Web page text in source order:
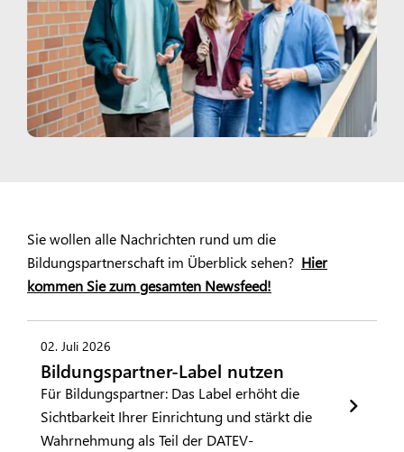
Sie wollen alle Nachrichten rund um die
Bildungspartnerschaft im Überblick sehen? Hier
kommen Sie zum gesamten Newsfeed!
02. Juli 2026
Bildungspartner-Label nutzen
Für Bildungspartner: Das Label erhöht die
Sichtbarkeit Ihrer Einrichtung und stärkt die
Wahrnehmung als Teil der DATEV-